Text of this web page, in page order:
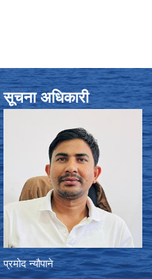
सूचना अधिकारी
प्रमोद न्यौपाने